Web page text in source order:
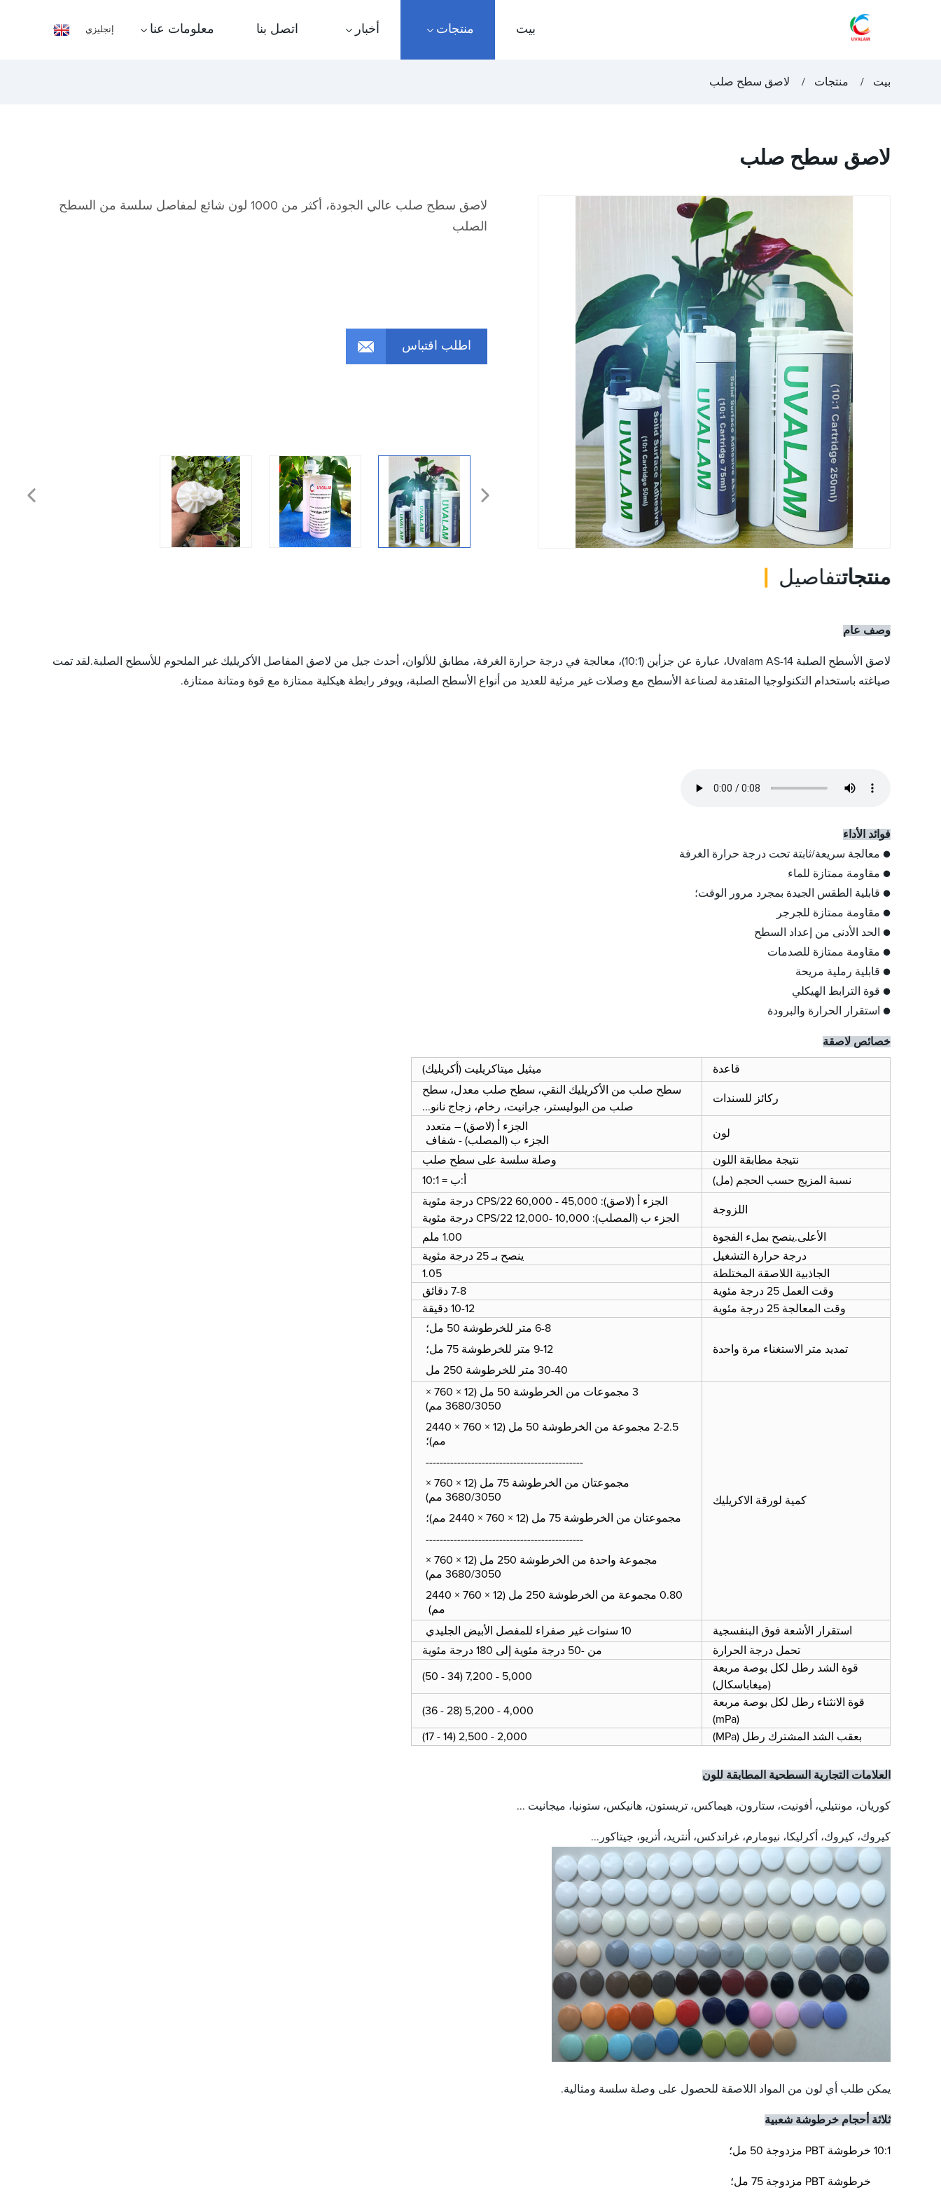
بيت منتجات أخبار اتصل بنا معلومات عنا إنجليزي
بيت منتجات لاصق سطح صلب
لاصق سطح صلب
لاصق سطح صلب عالي الجودة، أكثر من 1000 لون شائع لمفاصل سلسة من السطح
الصلب
اطلب اقتباس
منتجاتتفاصيل
وصف عام
لاصق الأسطح الصلبة Uvalam AS-14، عبارة عن جزأين (10:1)، معالجة في درجة حرارة الغرفة، مطابق للألوان، أحدث جيل من لاصق المفاصل الأكريليك غير الملحوم للأسطح الصلبة.لقد تمت
صياغته باستخدام التكنولوجيا المتقدمة لصناعة الأسطح مع وصلات غير مرئية للعديد من أنواع الأسطح الصلبة، ويوفر رابطة هيكلية ممتازة مع قوة ومتانة ممتازة.
فوائد الأداء
● معالجة سريعة/ثابتة تحت درجة حرارة الغرفة
● مقاومة ممتازة للماء
● قابلية الطقس الجيدة بمجرد مرور الوقت؛
● مقاومة ممتازة للجرجر
● الحد الأدنى من إعداد السطح
● مقاومة ممتازة للصدمات
● قابلية رملية مريحة
● قوة الترابط الهيكلي
● استقرار الحرارة والبرودة
خصائص لاصقة
قاعدة ميثيل ميتاكريليت (أكريليك)
ركائز للسندات
سطح صلب من الأكريليك النقي، سطح صلب معدل، سطح
صلب من البوليستر، جرانيت، رخام، زجاج نانو...
لون
الجزء أ (لاصق) – متعدد
الجزء ب (المصلب) - شفاف
نتيجة مطابقة اللون
وصلة سلسة على سطح صلب
نسبة المزيج حسب الحجم (مل)
أ:ب = 10:1
اللزوجة
الجزء أ (لاصق): 45,000 - 60,000 CPS/22 درجة مئوية
الجزء ب (المصلب): 10,000 -12,000 CPS/22 درجة مئوية
الأعلى.ينصح بملء الفجوة
1.00 ملم
درجة حرارة التشغيل
ينصح بـ 25 درجة مئوية
الجاذبية اللاصقة المختلطة
1.05
وقت العمل 25 درجة مئوية
7-8 دقائق
وقت المعالجة 25 درجة مئوية
10-12 دقيقة
تمديد متر الاستغناء مرة واحدة
6-8 متر للخرطوشة 50 مل؛
9-12 متر للخرطوشة 75 مل؛
30-40 متر للخرطوشة 250 مل
كمية لورقة الاكريليك
3 مجموعات من الخرطوشة 50 مل (12 × 760 ×
3680/3050 مم)
2-2.5 مجموعة من الخرطوشة 50 مل (12 × 760 × 2440
مم)؛
---------------------------------------------
مجموعتان من الخرطوشة 75 مل (12 × 760 ×
3680/3050 مم)
مجموعتان من الخرطوشة 75 مل (12 × 760 × 2440 مم)؛
---------------------------------------------
مجموعة واحدة من الخرطوشة 250 مل (12 × 760 ×
3680/3050 مم)
0.80 مجموعة من الخرطوشة 250 مل (12 × 760 × 2440
مم)
استقرار الأشعة فوق البنفسجية
10 سنوات غير صفراء للمفصل الأبيض الجليدي
تحمل درجة الحرارة
من -50 درجة مئوية إلى 180 درجة مئوية
قوة الشد رطل لكل بوصة مربعة
(ميغاباسكال)
5,000 - 7,200 (34 - 50)
قوة الانثناء رطل لكل بوصة مربعة
(mPa)
4,000 - 5,200 (28 - 36)
بعقب الشد المشترك رطل (MPa) 2,000 - 2,500 (14 - 17)
العلامات التجارية السطحية المطابقة للون
كوريان، مونتيلي، أفونيت، ستارون، هيماكس، تريستون، هانيكس، ستونيا، ميجانيت ...
كيروك، كيروك، أكرليكا، نيومارم، غراندكس، أنتريد، أتريو، جيتاكور...
يمكن طلب أي لون من المواد اللاصقة للحصول على وصلة سلسة ومثالية.
ثلاثة أحجام خرطوشة شعبية
10:1 خرطوشة PBT مزدوجة 50 مل؛